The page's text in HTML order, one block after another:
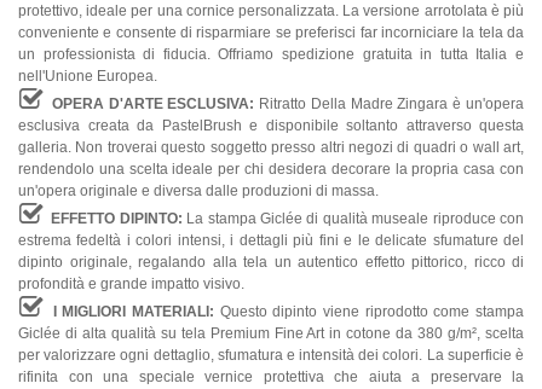
protettivo, ideale per una cornice personalizzata. La versione arrotolata è più
conveniente e consente di risparmiare se preferisci far incorniciare la tela da
un professionista di fiducia. Offriamo spedizione gratuita in tutta Italia e
nell'Unione Europea.
OPERA D'ARTE ESCLUSIVA: Ritratto Della Madre Zingara è un'opera
esclusiva creata da PastelBrush e disponibile soltanto attraverso questa
galleria. Non troverai questo soggetto presso altri negozi di quadri o wall art,
rendendolo una scelta ideale per chi desidera decorare la propria casa con
un'opera originale e diversa dalle produzioni di massa.
EFFETTO DIPINTO: La stampa Giclée di qualità museale riproduce con
estrema fedeltà i colori intensi, i dettagli più fini e le delicate sfumature del
dipinto originale, regalando alla tela un autentico effetto pittorico, ricco di
profondità e grande impatto visivo.
I MIGLIORI MATERIALI: Questo dipinto viene riprodotto come stampa
Giclée di alta qualità su tela Premium Fine Art in cotone da 380 g/m², scelta
per valorizzare ogni dettaglio, sfumatura e intensità dei colori. La superficie è
rifinita con una speciale vernice protettiva che aiuta a preservare la